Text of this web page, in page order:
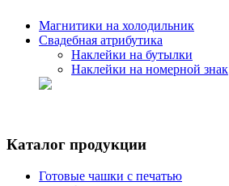
Магнитики на холодильник
Свадебная атрибутика
Наклейки на бутылки
Наклейки на номерной знак
Каталог продукции
Готовые чашки с печатью